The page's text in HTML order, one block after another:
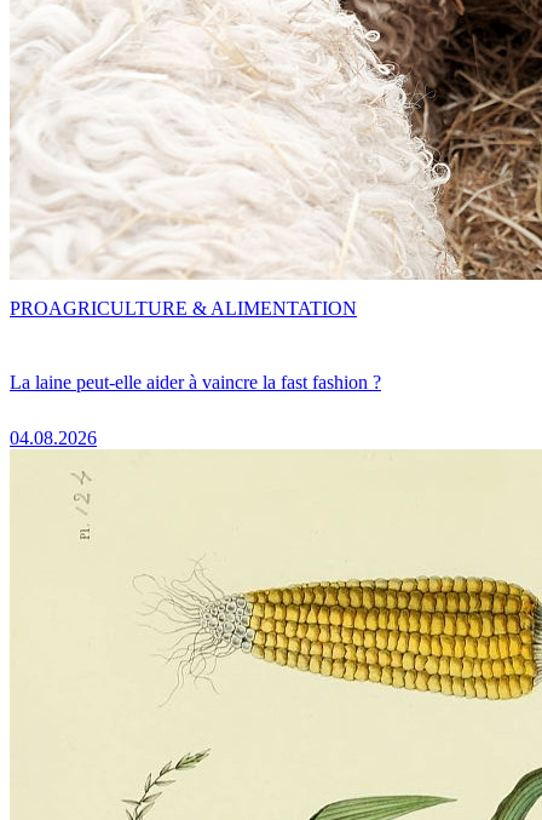
La laine peut-elle aider à vaincre la fast fashion ?
04.08.2026
PROAGRICULTURE & ALIMENTATION